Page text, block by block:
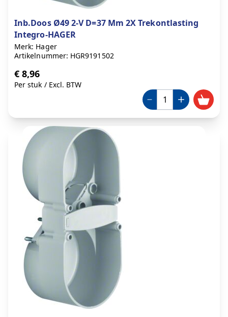
Inb.Doos Ø49 2-V D=37 Mm 2X Trekontlasting
Integro-HAGER
Merk: Hager
Artikelnummer: HGR9191502
€ 8,96
Per stuk / Excl. BTW